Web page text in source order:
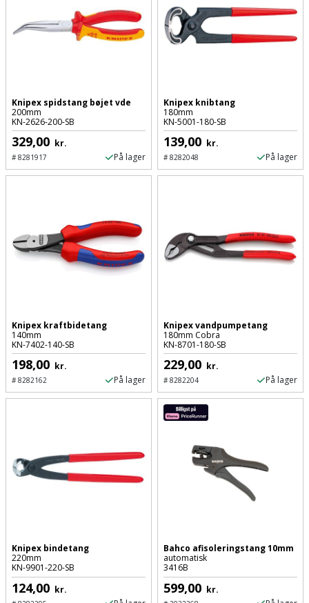
Sømpistol
Spånsuger
Stiftepistol
Stiksav
Støvblæser
Støvsugertilbehør
svejsemaskine
Tagpladeværktøj
Trekantsliber
Vægscanner
Vinkelsliber
Vinkelslibertilbehør
Varmepumpeskjuler
Knipex spidstang bøjet vde
200mm
KN-2626-200-SB
329,00 kr.
#8281917 På lager
Knipex knibtang
180mm
KN-5001-180-SB
139,00 kr.
#8282048 På lager
Knipex kraftbidetang
140mm
KN-7402-140-SB
198,00 kr.
#8282162 På lager
Knipex vandpumpetang
180mm Cobra
KN-8701-180-SB
229,00 kr.
#8282204 På lager
Knipex bindetang
220mm
KN-9901-220-SB
124,00 kr.
Bahco afisoleringstang 10mm
automatisk
3416B
599,00 kr.